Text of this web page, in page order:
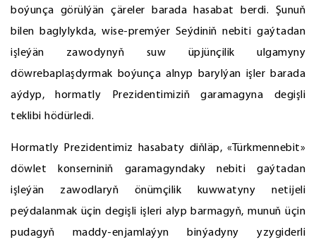
boýunça görülýän çäreler barada hasabat berdi. Şunuň
bilen baglylykda, wise-premýer Seýdiniň nebiti gaýtadan
işleýän zawodynyň suw üpjünçilik ulgamyny
döwrebaplaşdyrmak boýunça alnyp barylýan işler barada
aýdyp, hormatly Prezidentimiziň garamagyna degişli
teklibi hödürledi.
Hormatly Prezidentimiz hasabaty diňläp, «Türkmennebit»
döwlet konserniniň garamagyndaky nebiti gaýtadan
işleýän zawodlaryň önümçilik kuwwatyny netijeli
peýdalanmak üçin degişli işleri alyp barmagyň, munuň üçin
pudagyň maddy-enjamlaýyn binýadyny yzygiderli